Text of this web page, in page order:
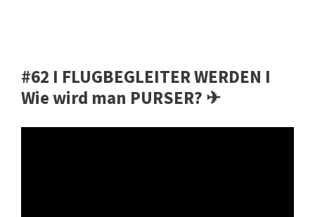
#62 I FLUGBEGLEITER WERDEN I
Wie wird man PURSER? ✈